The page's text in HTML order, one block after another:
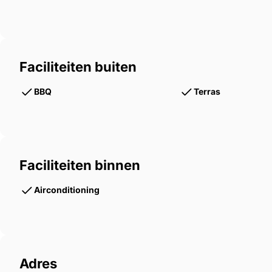
Faciliteiten buiten
BBQ Terras
Faciliteiten binnen
Airconditioning
Adres